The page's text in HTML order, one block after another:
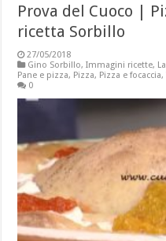
Prova del Cuoco |
ricetta Sorbillo
27/05/2018
Gino Sorbillo,Immagini ricette,
Pane e pizza, Pizza, Pizza e focaccia,
0